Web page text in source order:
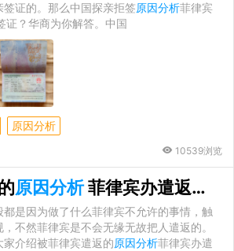
证的。那么中国探亲拒签原因分析菲律宾
证？华商为你解答。中国
原因分析
10539浏览
原因分析菲律宾办遣返需要多久
是因为做了什么菲律宾不允许的事情，触
不然菲律宾是不会无缘无故把人遣返的。
介绍被菲律宾遣返的原因分析菲律宾办遣